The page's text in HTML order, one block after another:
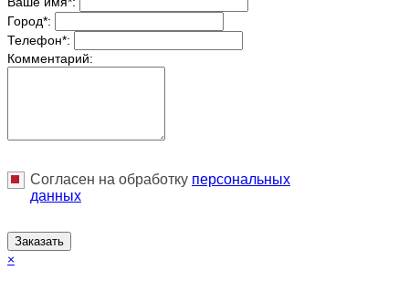
Город*:
Телефон*:
Комментарий:
Согласен на обработку персональныx
данных
Заказать
×